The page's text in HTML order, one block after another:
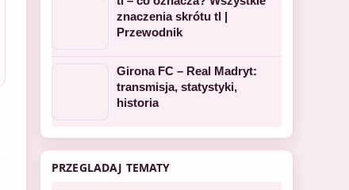
znaczenia skrótu tl |
Przewodnik
Girona FC – Real Madryt:
transmisja, statystyki,
historia
PRZEGLADAJ TEMATY